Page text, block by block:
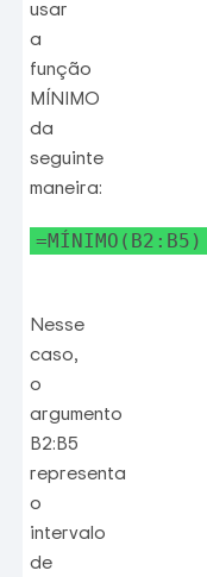
usar
a
função
MÍNIMO
da
seguinte
maneira:
=MÍNIMO(B2:B5)
Nesse
caso,
o
argumento
B2:B5
representa
o
intervalo
de